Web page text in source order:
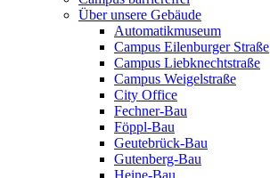
Über unsere Gebäude
Automatikmuseum
Campus Eilenburger Straße
Campus Liebknechtstraße
Campus Weigelstraße
City Office
Fechner-Bau
Föppl-Bau
Geutebrück-Bau
Gutenberg-Bau
Heine-Bau